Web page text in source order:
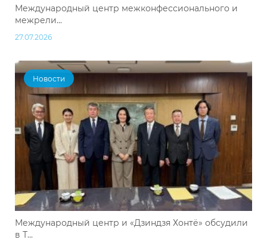
Международный центр межконфессионального и
межрели...
27.07.2026
Новости
Международный центр и «Дзиндзя Хонтё» обсудили
в Т...